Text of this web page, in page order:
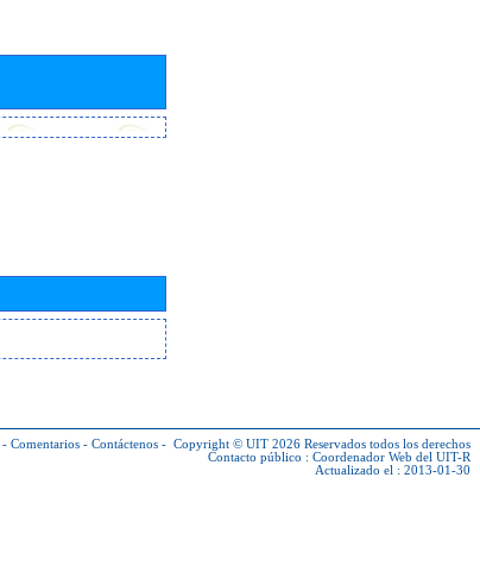
- Comentarios - Contáctenos - Copyright © UIT 2026 Reservados todos los derechos
Contacto público : Coordenador Web del UIT-R
Actualizado el : 2013-01-30